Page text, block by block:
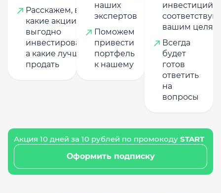
Расскажем, в
какие акции
выгодно
инвестировать,
а какие лучше
продать
наших
экспертов
Поможем
привести
портфель
к нашему
инвестиций,
вашим целям
Всегда
будет
готов
ответить
на
вопросы
Акция 10 дней за 10 рублей по промокоду START
Оформить подписку